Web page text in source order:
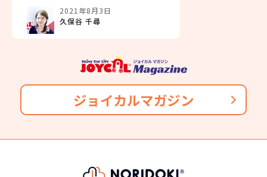
178万円
106,700
3年（36回）・実質年率 5.0%
おクルマの乗換えは、多額の費用が発生するため、短
たとえ、数年で飽きてしまっても、故障が多発するま
NORIDOKIの提案するカーライフは３年毎に新車に乗
ス」を標準装備。また、先進安全システムの検知対
象を拡大し、ブラインドスポットモニターの後方ミ
リ波レーダーで後続車を検知し マルチインフォメー
接近告知」や「周辺車両接近時サポート（録画機
能・通報提案機能）」「セカンダリーコリジョンブ
レーキ（停車中後突対応）」も追加されました。
純正タイヤサイズ
195/50R/19
2021年8月3日
久保谷 千尋
ジョイカルマガジン